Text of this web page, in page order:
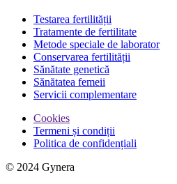
Testarea fertilității
Tratamente de fertilitate
Metode speciale de laborator
Conservarea fertilității
Sănătate genetică
Sănătatea femeii
Servicii complementare
Cookies
Termeni și condiții
Politica de confidențiali
© 2024 Gynera